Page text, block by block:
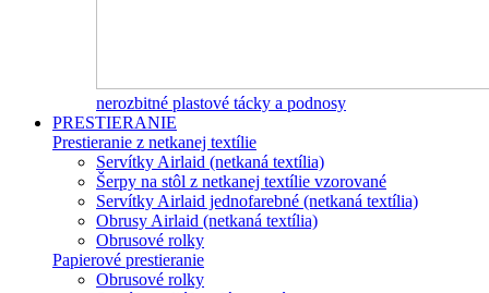
nerozbitné plastové tácky a podnosy
PRESTIERANIE
Prestieranie z netkanej textílie
Servítky Airlaid (netkaná textília)
Šerpy na stôl z netkanej textílie vzorované
Servítky Airlaid jednofarebné (netkaná textília)
Obrusy Airlaid (netkaná textília)
Obrusové rolky
Papierové prestieranie
Obrusové rolky